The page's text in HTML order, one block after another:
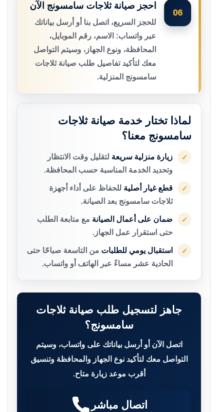
06
احجز صيانة ثلاجات سامسونج الآن
للحجز السريع، اتصل بنا أو أرسل بياناتك
عبر واتساب: الاسم، رقم الموبايل،
المحافظة، ونوع الجهاز، وسيتم التواصل
معك لتأكيد تفاصيل طلب صيانة ثلاجات
سامسونج المنزلية.
لماذا تختار خدمة صيانة ثلاجات
سامسونج معنا؟
✓ زيارة منزلية سريعة لتقليل وقت الانتظار
وتحديد الخدمة المناسبة حسب المحافظة.
✓ قطع غيار أصلية للحفاظ على أداء أجهزة
ثلاجات سامسونج بعد الصيانة.
✓ ضمان على أعمال الصيانة مع متابعة الطلب
حتى استقرار عمل الجهاز.
✓ استقبال يومي للطلبات من التاسعة صباحًا حتى
الحادية عشر مساءً عبر الهاتف أو واتساب.
جاهز لتسجيل طلب صيانة ثلاجات
سامسونج؟
اتصل الآن أو أرسل بياناتك على واتساب، وسيتم
التواصل معك لتأكيد نوع الجهاز والمحافظة وتنسيق
أقرب موعد زيارة متاح.
اتصال مباشر